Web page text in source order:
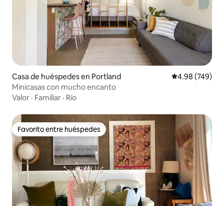
Casa de huéspedes en Portland Calificación
4.98 (749)
Minicasas con mucho encanto
Valor · Familiar · Río
Favorito entre huéspedes
Favorito entre huéspedes